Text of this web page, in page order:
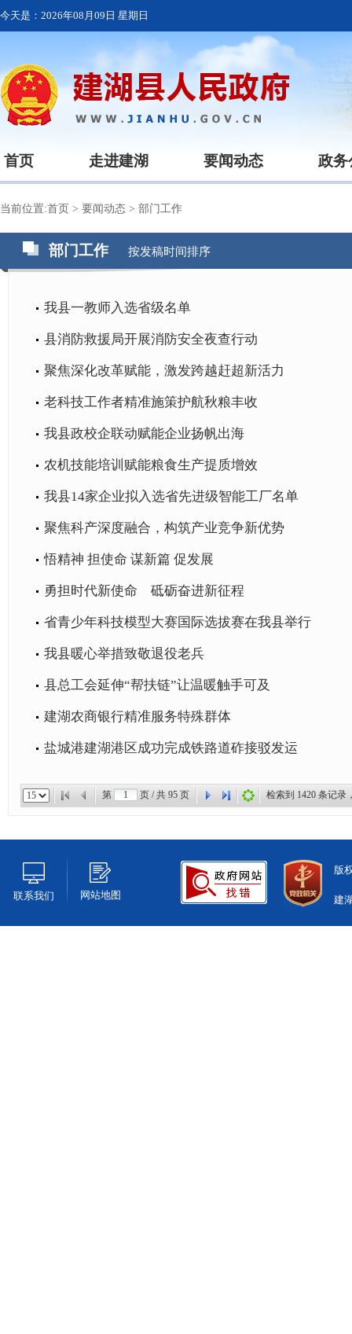
今天是： 2026年08月09日 星期日
首页 走进建湖 要闻动态 政务
当前位置:首页 > 要闻动态 > 部门工作
部门工作 按发稿时间排序
我县一教师入选省级名单
县消防救援局开展消防安全夜查行动
聚焦深化改革赋能，激发跨越赶超新活力
老科技工作者精准施策护航秋粮丰收
我县政校企联动赋能企业扬帆出海
农机技能培训赋能粮食生产提质增效
我县14家企业拟入选省先进级智能工厂名单
聚焦科产深度融合，构筑产业竞争新优势
悟精神 担使命 谋新篇 促发展
勇担时代新使命 砥砺奋进新征程
省青少年科技模型大赛国际选拔赛在我县举行
我县暖心举措致敬退役老兵
县总工会延伸“帮扶链”让温暖触手可及
建湖农商银行精准服务特殊群体
盐城港建湖港区成功完成铁路道砟接驳发运
第 页 / 共 95 页 检索到 1420 条记录
联系我们 网站地图
版
建